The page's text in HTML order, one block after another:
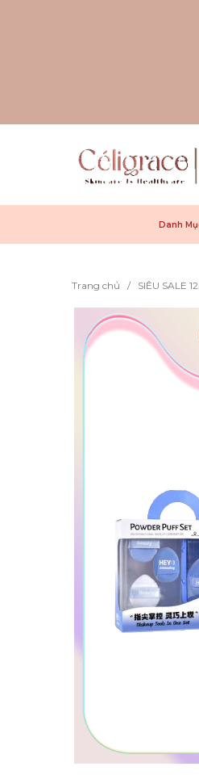
Danh
Trang chủ / SIÊU SALE